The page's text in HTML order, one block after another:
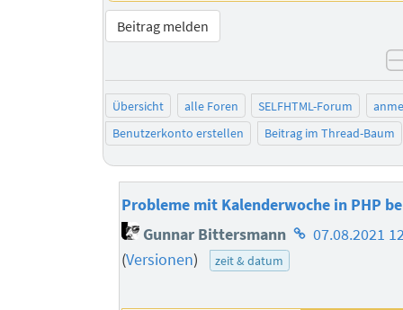
Beitrag melden
Übersicht alle Foren SELFHTML-Forum
Benutzerkonto erstellen
Beitrag im Thread-Baum
Probleme mit Kalenderwoche in PHP
Gunnar Bittersmann Homepage
des
07.08.2021
(Versionen) zeit & datum